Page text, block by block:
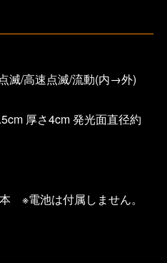
滅/高速点滅/流動(内→外)
厚さ4cm 発光面直径約
※電池は付属しません。